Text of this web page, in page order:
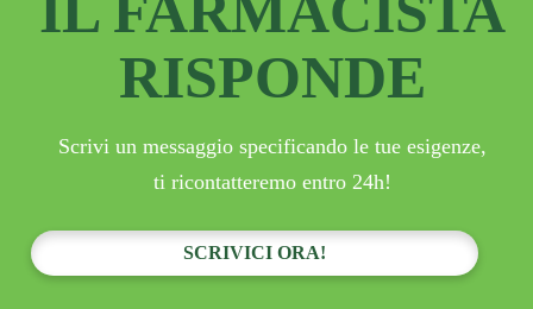
RISPONDE
Scrivi un messaggio specificando le tue esigenze,
ti ricontatteremo entro 24h!
SCRIVICI ORA!